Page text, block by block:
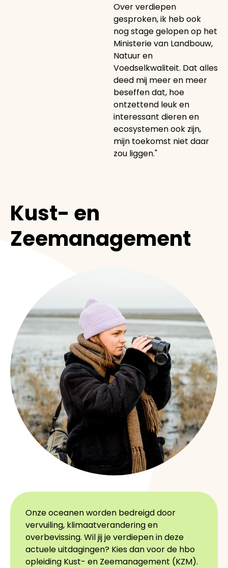
Over verdiepen
gesproken, ik heb ook
nog stage gelopen op het
Ministerie van Landbouw,
Natuur en
Voedselkwaliteit. Dat alles
deed mij meer en meer
beseffen dat, hoe
ontzettend leuk en
interessant dieren en
ecosystemen ook zijn,
mijn toekomst niet daar
zou liggen."
Kust- en
Zeemanagement
Onze oceanen worden bedreigd door
vervuiling, klimaatverandering en
overbevissing. Wil jij je verdiepen in deze
actuele uitdagingen? Kies dan voor de hbo
opleiding Kust- en Zeemanagement (KZM).